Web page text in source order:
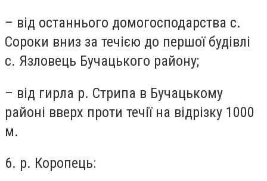
– від останнього домогосподарства с.
Сороки вниз за течією до першої будівлі
с. Язловець Бучацького району;
– від гирла р. Стрипа в Бучацькому
районі вверх проти течії на відрізку 1000
м.
6. р. Коропець: